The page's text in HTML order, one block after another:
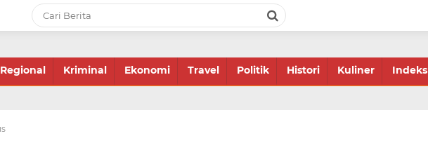
Regional Kriminal Ekonomi Travel Politik Histori Kuliner Indeks